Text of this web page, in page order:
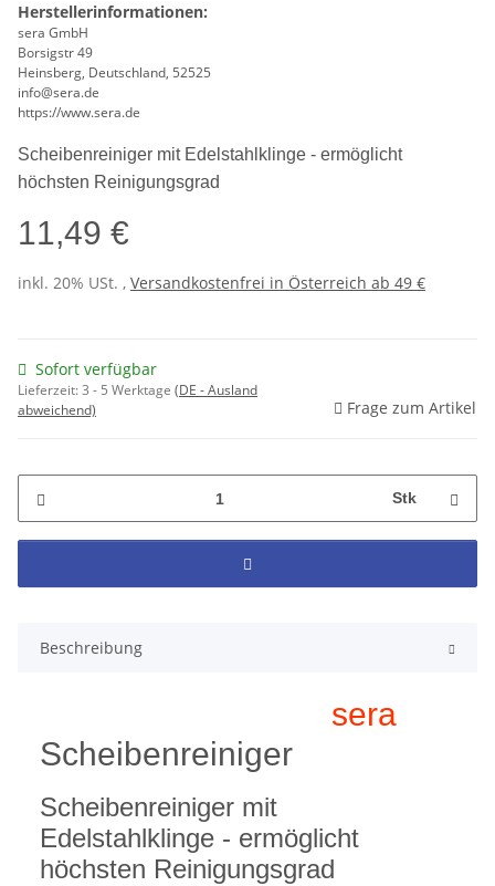
Herstellerinformationen:
sera GmbH
Borsigstr 49
Heinsberg, Deutschland, 52525
info@sera.de
https://www.sera.de
Scheibenreiniger mit Edelstahlklinge - ermöglicht
höchsten Reinigungsgrad
11,49 €
inkl. 20% USt. , Versandkostenfrei in Österreich ab 49 €
Sofort verfügbar
Lieferzeit:3 - 5 Werktage (DE - Ausland
abweichend)
Frage zum Artikel
Stk
Beschreibung
sera
Scheibenreiniger
Scheibenreiniger mit
Edelstahlklinge - ermöglicht
höchsten Reinigungsgrad